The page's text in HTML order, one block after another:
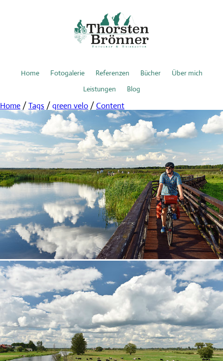
Home Fotogalerie Referenzen Bücher
Über mich
Leistungen
Blog
Home /Tags /green velo /Content